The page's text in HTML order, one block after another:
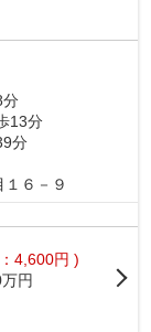
分
13分
分
１６－９
4,600円 )
円